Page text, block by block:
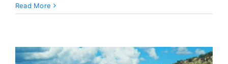
porno
Read More